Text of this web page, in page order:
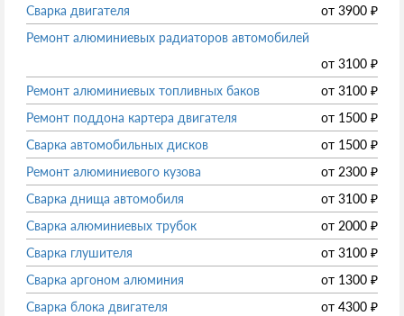
Сварка двигателя
от 3900 ₽
Ремонт алюминиевых радиаторов автомобилей
от 3100 ₽
Ремонт алюминиевых топливных баков
от 3100 ₽
Ремонт поддона картера двигателя
от 1500 ₽
Сварка автомобильных дисков
от 1500 ₽
Ремонт алюминиевого кузова
от 2300 ₽
Сварка днища автомобиля
от 3100 ₽
Сварка алюминиевых трубок
от 2000 ₽
Сварка глушителя
от 3100 ₽
Сварка аргоном алюминия
от 1300 ₽
Сварка блока двигателя
от 4300 ₽